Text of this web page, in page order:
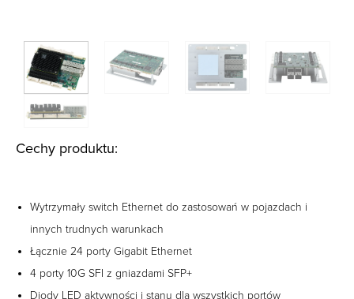
Cechy produktu:
Wytrzymały switch Ethernet do zastosowań w pojazdach i
innych trudnych warunkach
Łącznie 24 porty Gigabit Ethernet
4 porty 10G SFI z gniazdami SFP+
Diody LED aktywności i stanu dla wszystkich portów